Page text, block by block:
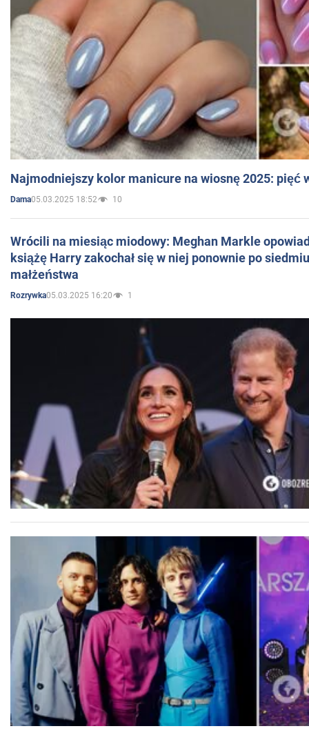
Najmodniejszy kolor manicure na wiosnę 2025: pięć
Dama05.03.2025 18:52 10
Wrócili na miesiąc miodowy: Meghan Markle
książę Harry zakochał się w niej ponownie po
małżeństwa
Rozrywka05.03.2025 16:20 1